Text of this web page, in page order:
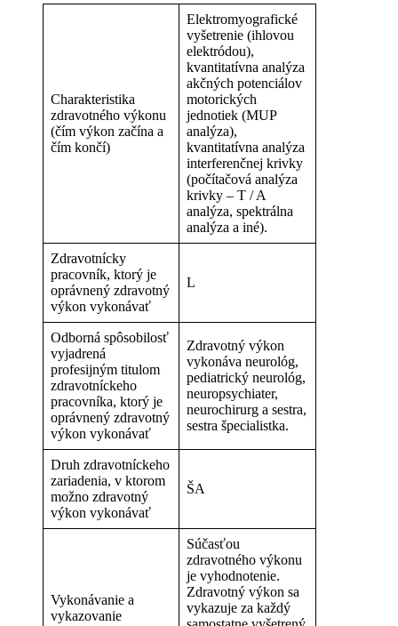
Charakteristika
zdravotného výkonu
(čím výkon začína a
čím končí)
Elektromyografické
vyšetrenie (ihlovou
elektródou),
kvantitatívna analýza
akčných potenciálov
motorických
jednotiek (MUP
analýza),
kvantitatívna analýza
interferenčnej krivky
(počítačová analýza
krivky – T / A
analýza, spektrálna
analýza a iné).
Zdravotnícky
pracovník, ktorý je
oprávnený zdravotný
výkon vykonávať
L
Odborná spôsobilosť
vyjadrená
profesijným titulom
zdravotníckeho
pracovníka, ktorý je
oprávnený zdravotný
výkon vykonávať
Zdravotný výkon
vykonáva neurológ,
pediatrický neurológ,
neuropsychiater,
neurochirurg a sestra,
sestra špecialistka.
Druh zdravotníckeho
zariadenia, v ktorom
možno zdravotný
výkon vykonávať
ŠA
Vykonávanie a
vykazovanie
Súčasťou
zdravotného výkonu
je vyhodnotenie.
Zdravotný výkon sa
vykazuje za každý